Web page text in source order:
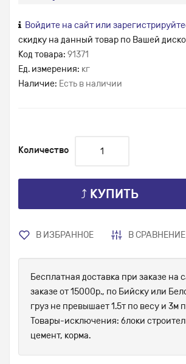
Войдите на сайт или
скидку на данный товар по Вашей
Код товара: 91371
Ед. измерения: кг
Наличие: Есть в наличии
Количество
⤴ КУПИТЬ
В ИЗБРАННОЕ В СРАВНЕНИЕ
Бесплатная доставка при заказе на
заказе от 15000р., по Бийску или
груз не превышает 1.5т по весу и 3м
Товары-исключения: блоки
цемент, корма.